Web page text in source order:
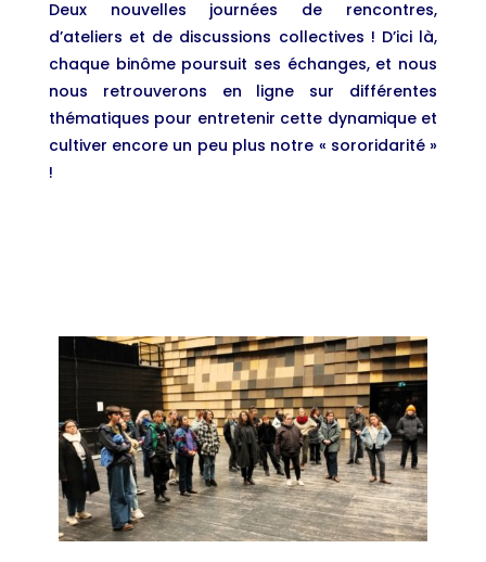
Deux nouvelles journées de rencontres,
d’ateliers et de discussions collectives ! D’ici là,
chaque binôme poursuit ses échanges, et nous
nous retrouverons en ligne sur différentes
thématiques pour entretenir cette dynamique et
cultiver encore un peu plus notre « sororidarité »
!